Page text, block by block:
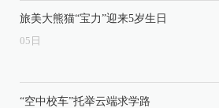
旅美大熊猫“宝力”迎来5岁生日
05 日
“空中校车”托举云端求学路